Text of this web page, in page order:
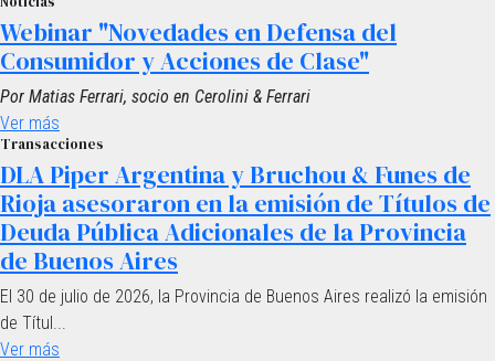
Webinar "Novedades en Defensa del
Consumidor y Acciones de Clase"
Por Matias Ferrari, socio en Cerolini & Ferrari
Ver más
Transacciones
DLA Piper Argentina y Bruchou & Funes de
Rioja asesoraron en la emisión de Títulos de
Deuda Pública Adicionales de la Provincia
de Buenos Aires
El 30 de julio de 2026, la Provincia de Buenos Aires realizó la emisión
de Títul...
Ver más